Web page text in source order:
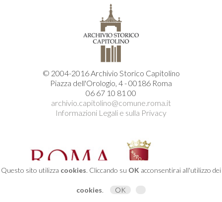
© 2004-2016 Archivio Storico Capitolino
Piazza dell'Orologio, 4 - 00186 Roma
06 67 10 81 00
archivio.capitolino@comune.roma.it
Informazioni Legali e sulla Privacy
Questo sito utilizza cookies. Cliccando su OK acconsentirai all'utilizzo dei
cookies. OK